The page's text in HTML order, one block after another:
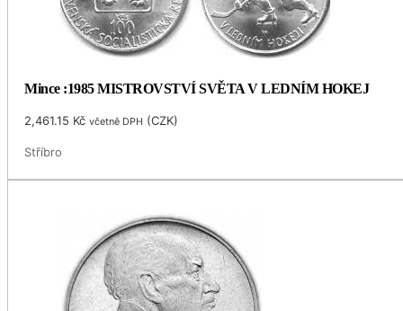
Mince :1985 MISTROVSTVÍ SVĚTA V LEDNÍM HOKEJ
2,461.15 Kč včetně DPH (CZK)
Stříbro